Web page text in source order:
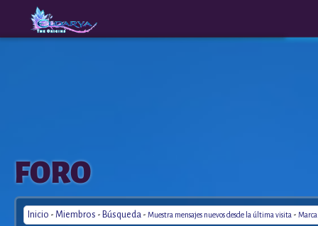
The
Origins
FORO
Inicio - Miembros - Búsqueda - Muestra mensajes nuevos desde la última visita - Marca